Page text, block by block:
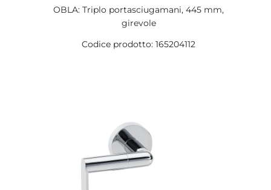
OBLA: Triplo portasciugamani, 445 mm,
girevole
Codice prodotto: 165204112